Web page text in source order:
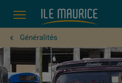
Généralités